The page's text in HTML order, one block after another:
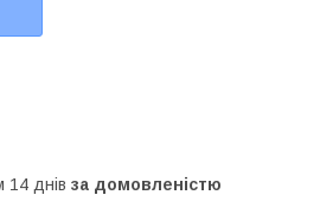
14 днів за домовленістю